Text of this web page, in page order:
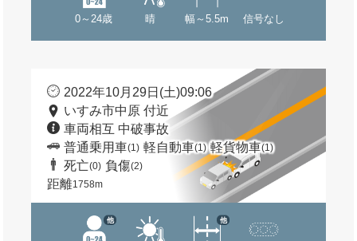
0～24歳 晴 幅～5.5m 信号なし
2022年10月29日(土)09:06
いすみ市中原 付近
車両相互 中破事故
普通乗用車(1) 軽自動車(1) 軽貨物車(1)
死亡(0) 負傷(2)
距離1758m
他 他